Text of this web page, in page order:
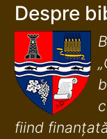
Despre
fiind